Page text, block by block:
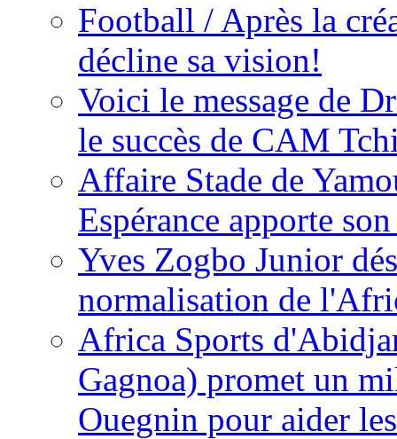
Football / Après la
décline sa vision!
Voici le message de
le succès de CAM
Affaire Stade de
Espérance apporte
Yves Zogbo Junior
normalisation de
Africa Sports
Gagnoa) promet un
Ouegnin pour aider